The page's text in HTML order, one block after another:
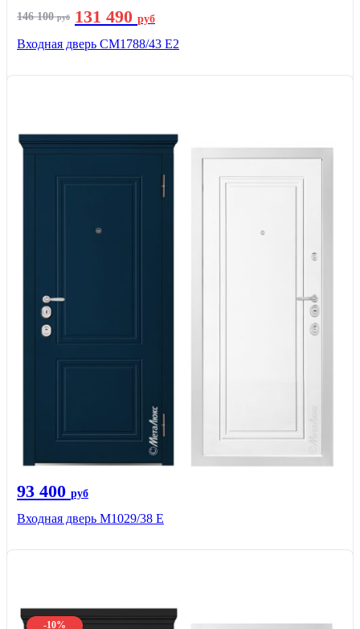
146 100руб 131 490 руб
Входная дверь СМ1788/43 E2
93 400 руб
Входная дверь М1029/38 E
-10%